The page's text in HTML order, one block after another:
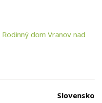
Rodinný dom Vranov nad
Slovensko